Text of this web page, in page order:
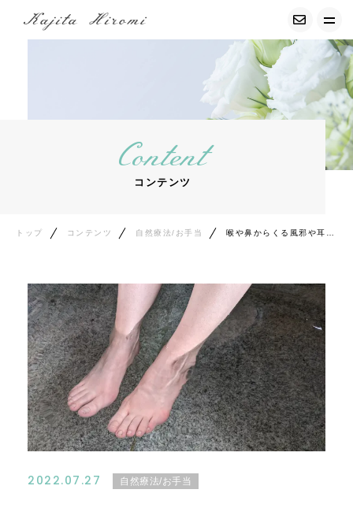
経調気功について
募集中の講座
プロフィール
コンテンツ
エッセイ
お問い合わせ
アクセス
Content
コンテンツ
トップ コンテンツ 自然療法/お手当
2022.07.27 自然療法/お手当